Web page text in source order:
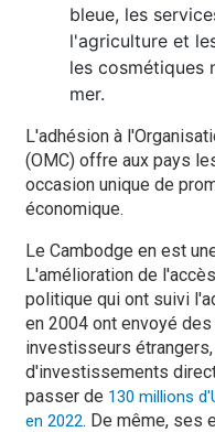
bleue, les
l'agriculture et
les cosmétiques
mer.
L'adhésion à
(OMC) offre aux pays
occasion unique de
économique.
Le Cambodge en est
L'amélioration de
politique qui ont suivi
en 2004 ont envoyé
investisseurs
d'investissements
passer de 130 millions
en 2022. De même, ses